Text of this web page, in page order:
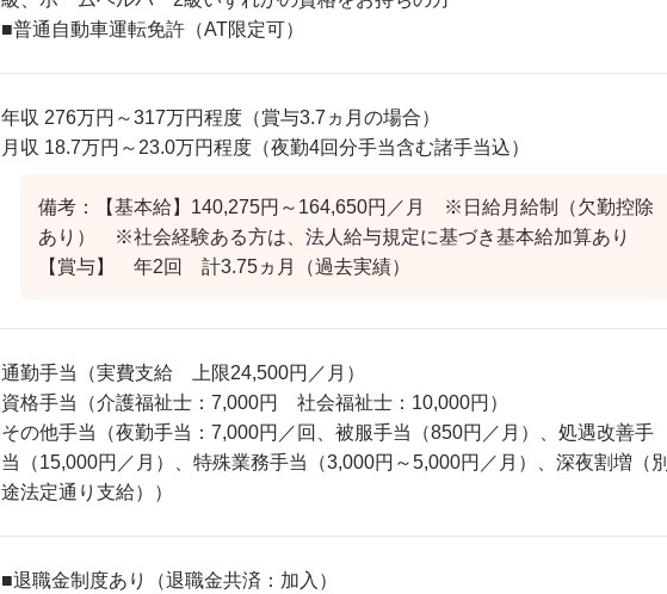
■普通自動車運転免許（AT限定可）
年収 276万円～317万円程度（賞与3.7ヵ月の場合）
月収 18.7万円～23.0万円程度（夜勤4回分手当含む諸手当込）
備考：【基本給】140,275円～164,650円／月 ※日給月給制（欠勤控除
あり） ※社会経験ある方は、法人給与規定に基づき基本給加算あり
【賞与】 年2回 計3.75ヵ月（過去実績）
通勤手当（実費支給 上限24,500円／月）
資格手当（介護福祉士：7,000円 社会福祉士：10,000円）
その他手当（夜勤手当：7,000円／回、被服手当（850円／月）、処遇改善手
当（15,000円／月）、特殊業務手当（3,000円～5,000円／月）、深夜割増（別
途法定通り支給））
■退職金制度あり（退職金共済：加入）